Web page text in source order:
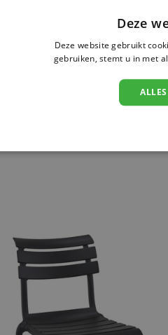
Deze
Deze website gebruikt
gebruiken, stemt u in met